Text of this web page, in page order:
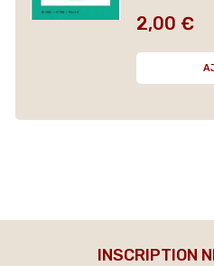
Prix
2,00 €
INSCRIPTION